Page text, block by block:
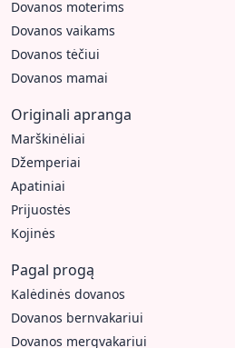
Dovanos moterims
Dovanos vaikams
Dovanos tėčiui
Dovanos mamai
Originali apranga
Marškinėliai
Džemperiai
Apatiniai
Prijuostės
Kojinės
Pagal progą
Kalėdinės dovanos
Dovanos bernvakariui
Dovanos mergvakariui